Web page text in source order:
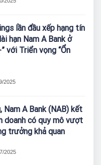
lần đầu xếp hạng tín
hạn Nam A Bank ở
với Triển vọng “Ổn
2025
Nam A Bank (NAB) kết
doanh có quy mô vượt
trưởng khả quan
2025